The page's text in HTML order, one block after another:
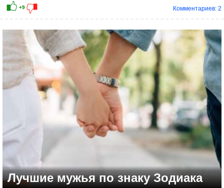
+10
Комментариев: 2
Лучшие мужья по знаку Зодиака